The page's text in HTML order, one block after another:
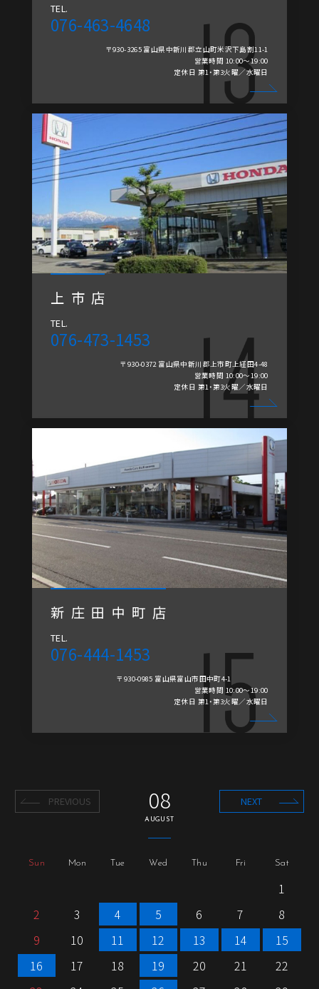
TEL.
076-463-4648
〒930-3265 富山県中新川郡立山町米沢下島割11-1
営業時間 10:00～19:00
定休日 第1・第3火曜／水曜日
上市店
TEL.
076-473-1453
〒930-0372 富山県中新川郡上市町上経田4-48
営業時間 10:00～19:00
定休日 第1・第3火曜／水曜日
新庄田中町店
TEL.
076-444-1453
〒930-0985 富山県富山市田中町4-1
営業時間 10:00～19:00
定休日 第1・第3火曜／水曜日
PREVIOUS NEXT
08
AUGUST
Sun Mon Tue Wed Thu Fri Sat
1
2
3 4 5 6 7
8
9
10 11 12 13 14
15
16
17 18 19 20 21
22